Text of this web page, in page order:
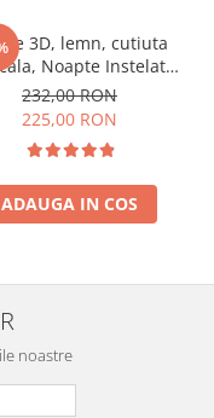
3D, lemn, cutiuta
Noapte Instelata,
84 piese
232,00 RON
225,00 RON
ADAUGA IN COS
noastre